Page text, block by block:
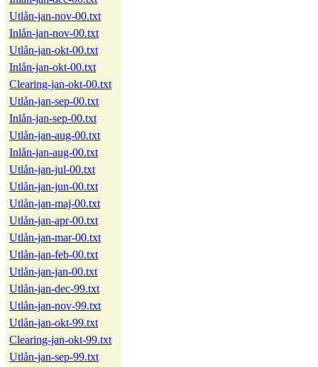
Utlån-jan-nov-00.txt
Inlån-jan-nov-00.txt
Utlån-jan-okt-00.txt
Inlån-jan-okt-00.txt
Clearing-jan-okt-00.txt
Utlån-jan-sep-00.txt
Inlån-jan-sep-00.txt
Utlån-jan-aug-00.txt
Inlån-jan-aug-00.txt
Utlån-jan-jul-00.txt
Utlån-jan-jun-00.txt
Utlån-jan-maj-00.txt
Utlån-jan-apr-00.txt
Utlån-jan-mar-00.txt
Utlån-jan-feb-00.txt
Utlån-jan-jan-00.txt
Utlån-jan-dec-99.txt
Utlån-jan-nov-99.txt
Utlån-jan-okt-99.txt
Clearing-jan-okt-99.txt
Utlån-jan-sep-99.txt